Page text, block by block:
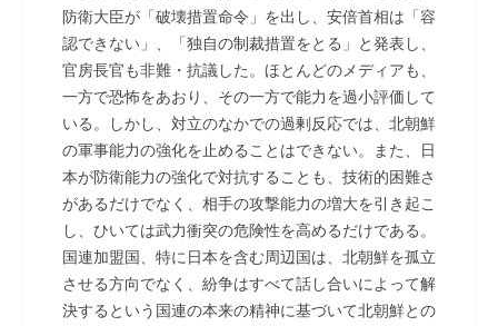
防衛大臣が「破壊措置命令」を出し、安倍首相は「容
認できない」、「独自の制裁措置をとる」と発表し、
官房長官も非難・抗議した。ほとんどのメディアも、
一方で恐怖をあおり、その一方で能力を過小評価して
いる。しかし、対立のなかでの過剰反応では、北朝鮮
の軍事能力の強化を止めることはできない。また、日
本が防衛能力の強化で対抗することも、技術的困難さ
があるだけでなく、相手の攻撃能力の増大を引き起こ
し、ひいては武力衝突の危険性を高めるだけである。
国連加盟国、特に日本を含む周辺国は、北朝鮮を孤立
させる方向でなく、紛争はすべて話し合いによって解
決するという国連の本来の精神に基づいて北朝鮮との